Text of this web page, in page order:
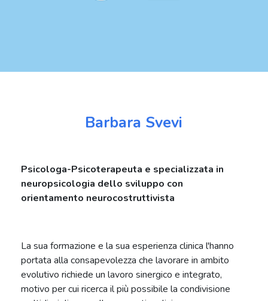
Barbara Svevi
Psicologa-Psicoterapeuta e specializzata in
neuropsicologia dello sviluppo con
orientamento neurocostruttivista
La sua formazione e la sua esperienza clinica l'hanno
portata alla consapevolezza che lavorare in ambito
evolutivo richiede un lavoro sinergico e integrato,
motivo per cui ricerca il più possibile la condivisione